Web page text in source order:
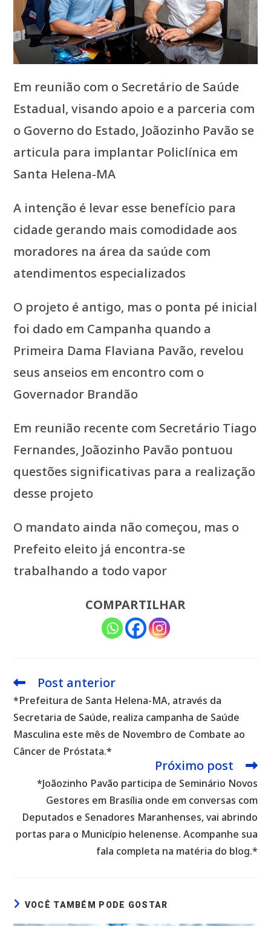
Em reunião com o Secretário de Saúde
Estadual, visando apoio e a parceria com
o Governo do Estado, Joãozinho Pavão se
articula para implantar Policlínica em
Santa Helena-MA
A intenção é levar esse benefício para
cidade gerando mais comodidade aos
moradores na área da saúde com
atendimentos especializados
O projeto é antigo, mas o ponta pé inicial
foi dado em Campanha quando a
Primeira Dama Flaviana Pavão, revelou
seus anseios em encontro com o
Governador Brandão
Em reunião recente com Secretário Tiago
Fernandes, Joãozinho Pavão pontuou
questões significativas para a realização
desse projeto
O mandato ainda não começou, mas o
Prefeito eleito já encontra-se
trabalhando a todo vapor
COMPARTILHAR
Leia
artigos
Post anterior
*Prefeitura de Santa Helena-MA, através da
Secretaria de Saúde, realiza campanha de Saúde
Masculina este mês de Novembro de Combate ao
Câncer de Próstata.*
Próximo post
*Joãozinho Pavão participa de Seminário Novos
Gestores em Brasília onde em conversas com
Deputados e Senadores Maranhenses, vai abrindo
portas para o Município helenense. Acompanhe sua
fala completa na matéria do blog.*
VOCÊ TAMBÉM PODE GOSTAR